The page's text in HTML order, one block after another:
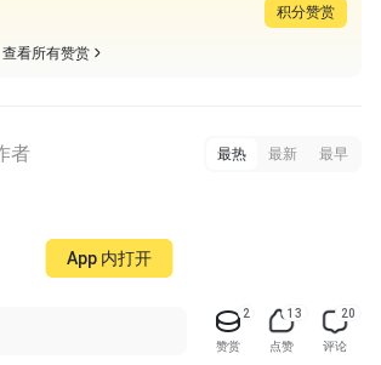
积分赞赏
查看所有赞赏
者 最热 最新 最早
2
赞赏
13
点赞
20
评论
App 内打开